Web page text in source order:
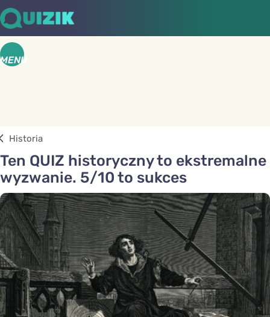
MENU
Historia
Ten QUIZ historyczny to ekstremalne
wyzwanie. 5/10 to sukces